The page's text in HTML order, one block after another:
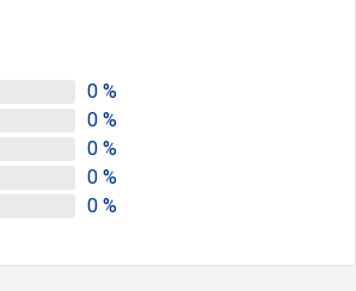
0 %
0 %
0 %
0 %
0 %